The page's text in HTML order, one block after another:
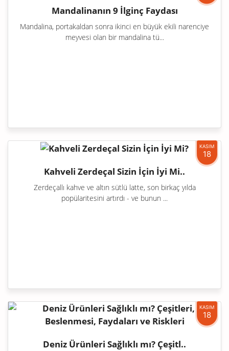
Mandalinanın 9 İlginç Faydası
Mandalina, portakaldan sonra ikinci en büyük ekili narenciye
meyvesi olan bir mandalina tü...
KASIM
18
Kahveli Zerdeçal Sizin İçin İyi Mi..
Zerdeçallı kahve ve altın sütlü latte, son birkaç yılda
popülaritesini artırdı - ve bunun ...
KASIM
18
Deniz Ürünleri Sağlıklı mı? Çeşitl..